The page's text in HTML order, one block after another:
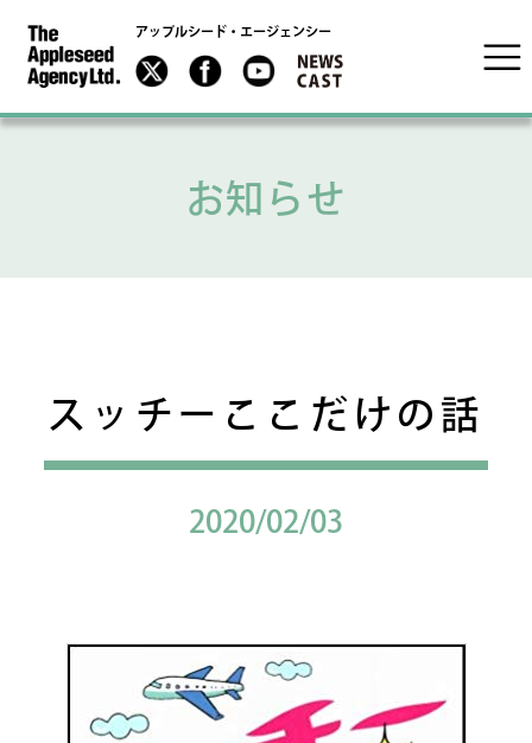
アップルシード・エージェンシー
お知らせ
スッチーここだけの話
2020/02/03